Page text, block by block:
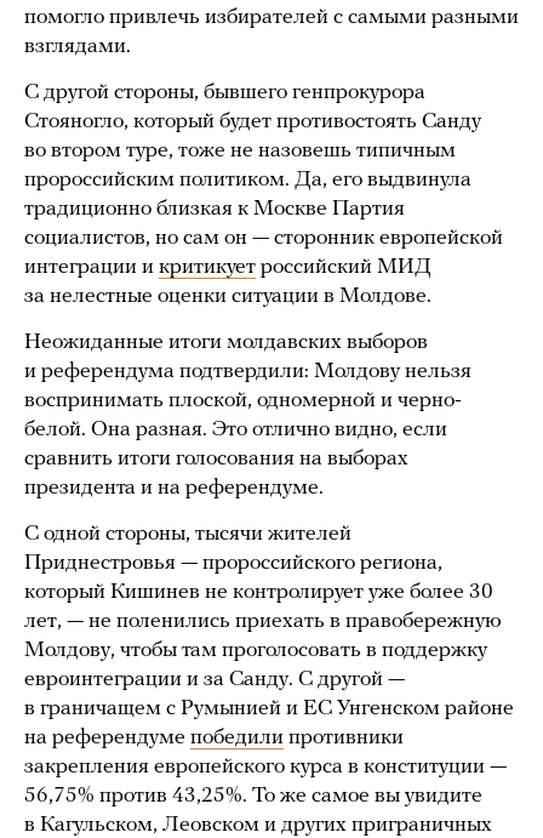
помогло привлечь избирателей с самыми разными
взглядами.
С другой стороны, бывшего генпрокурора
Стояногло, который будет противостоять Санду
во втором туре, тоже не назовешь типичным
пророссийским политиком. Да, его выдвинула
традиционно близкая к Москве Партия
социалистов, но сам он — сторонник европейской
интеграции и критикует российский МИД
за нелестные оценки ситуации в Молдове.
Неожиданные итоги молдавских выборов
и референдума подтвердили: Молдову нельзя
воспринимать плоской, одномерной и черно-
белой. Она разная. Это отлично видно, если
сравнить итоги голосования на выборах
президента и на референдуме.
С одной стороны, тысячи жителей
Приднестровья — пророссийского региона,
который Кишинев не контролирует уже более 30
лет, — не поленились приехать в правобережную
Молдову, чтобы там проголосовать в поддержку
евроинтеграции и за Санду. С другой —
в граничащем с Румынией и ЕС Унгенском районе
на референдуме победили противники
закрепления европейского курса в конституции —
56,75% против 43,25%. То же самое вы увидите
в Кагульском, Леовском и других приграничных